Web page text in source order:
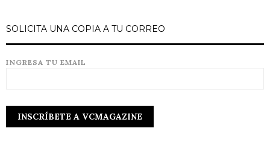
SOLICITA UNA COPIA A TU CORREO
INGRESA TU EMAIL